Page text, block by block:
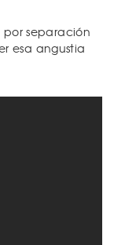
separación
esa angustia